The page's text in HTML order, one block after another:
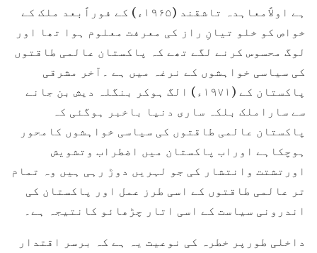
ہے اولاًمعاہدہ تاشقند (۱۹۶۵ء) کے فوراًبعد ملک کے
خواص کو خلو تیانِ راز کی معرفت معلوم ہوا تھا اور
لوگ محسوس کرنے لگے تھے کہ پاکستان عالمی طاقتوں
کی سیاسی خواہشوں کے نرغہ میں ہے ۔آخر مشرقی
پاکستان کے (۱۹۷۱ء) الگ ہوکر بنگلہ دیش بن جانے
سے ساراملک بلکہ ساری دنیا باخبر ہوگئی کہ
پاکستان عالمی طاقتوں کی سیاسی خواہشوں کامحور
ہوچکاہے اوراب پاکستان میں اضطراب وتشویش
اورتشتت وانتشار کی جو لہریں دوڑ رہی ہیں وہ تمام
تر عالمی طاقتوں کے اسی طرز عمل اور پاکستان کی
اندرونی سیاست کے اسی اتار چڑھائو کانتیجہ ہے۔
داخلی طورپر خطرہ کی نوعیت یہ ہے کہ برسر اقتدار